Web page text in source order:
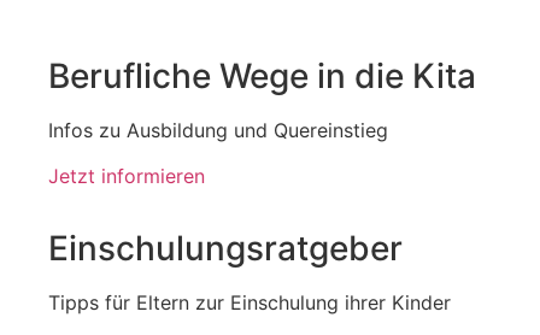
Berufliche Wege in die Kita
Infos zu Ausbildung und Quereinstieg
Jetzt informieren
Einschulungsratgeber
Tipps für Eltern zur Einschulung ihrer Kinder